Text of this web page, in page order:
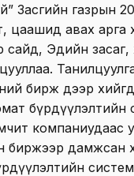
Засгийн газрын
цаашид авах арга
Эдийн засаг,
бирж дээр
бүрдүүлэлтийн
компаниудаас
биржээр дамжсан